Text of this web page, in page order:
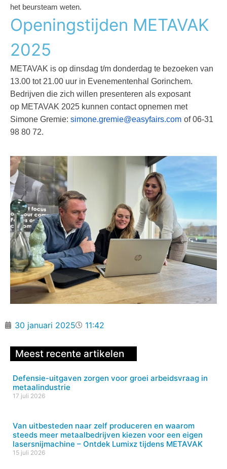
het beursteam weten.
Openingstijden METAVAK
2025
METAVAK is op dinsdag t/m donderdag te bezoeken van
13.00 tot 21.00 uur in Evenementenhal Gorinchem.
Bedrijven die zich willen presenteren als exposant
op METAVAK 2025 kunnen contact opnemen met
Simone Gremie: simone.gremie@easyfairs.com of 06-31
98 80 72.
30 januari 2025 11:42
Meest recente artikelen
Defensie-uitgaven zorgen voor groei arbeidsvraag in
metaalindustrie
17 juli 2026
Van uitbesteden naar zelf produceren en waarom
steeds meer metaalbedrijven kiezen voor een eigen
lasersnijmachine – Ontdek Lumixz tijdens METAVAK
15 juli 2026